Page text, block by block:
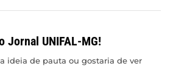
Jornal UNIFAL-MG!
ideia de pauta ou gostaria de ver